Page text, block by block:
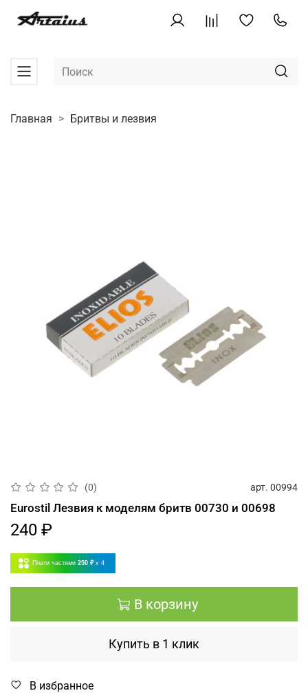
Главная Бритвы и лезвия
(0) арт. 00994
Eurostil Лезвия к моделям бритв 00730 и 00698
240 ₽
Плати частями 250 ₽ x 4
В корзину
Купить в 1 клик
В избранное